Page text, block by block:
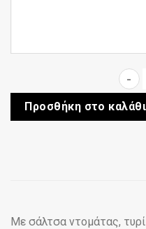
Προσθήκη στο καλάθι
Με σάλτσα ντομάτας,